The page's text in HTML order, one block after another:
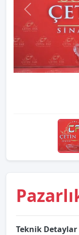
Teknik Detaylar